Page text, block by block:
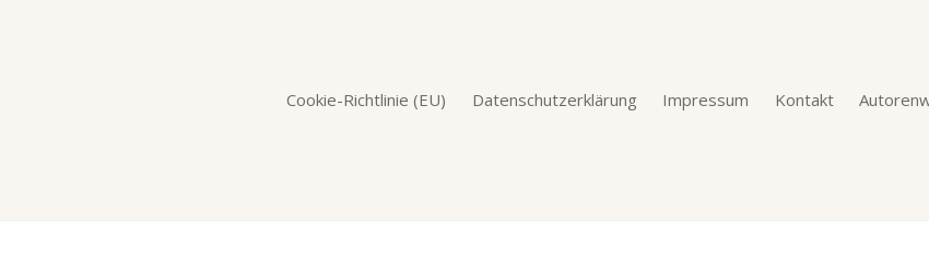
Cookie-Richtlinie (EU) Datenschutzerklärung Impressum Kontakt